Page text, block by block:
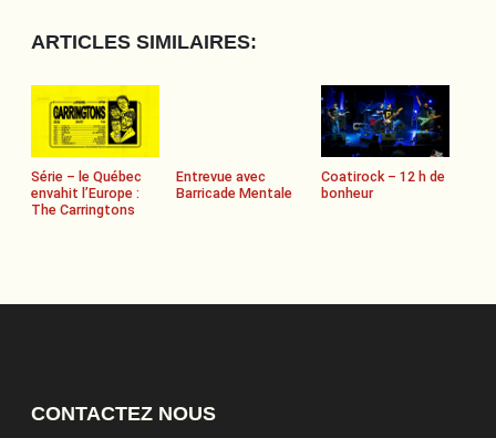
ARTICLES SIMILAIRES:
Série – le Québec
envahit l’Europe :
The Carringtons
Entrevue avec
Barricade Mentale
Coatirock – 12 h de
bonheur
CONTACTEZ NOUS